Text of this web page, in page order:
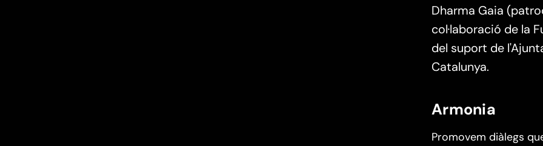
Dharma Gaia
col·laboració de la
del suport de
Catalunya.
Armonia
Promovem diàlegs